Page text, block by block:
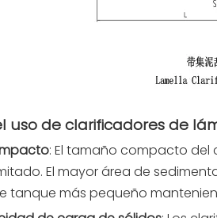
uso de clarificadores de
: El tamaño compacto del
El mayor área de
tanque más pequeño